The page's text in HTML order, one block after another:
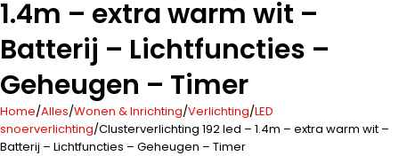
1.4m – extra warm wit –
Batterij – Lichtfuncties –
Geheugen – Timer
Home/Alles/Wonen & Inrichting/Verlichting/LED
snoerverlichting/Clusterverlichting 192 led – 1.4m – extra warm wit –
Batterij – Lichtfuncties – Geheugen – Timer